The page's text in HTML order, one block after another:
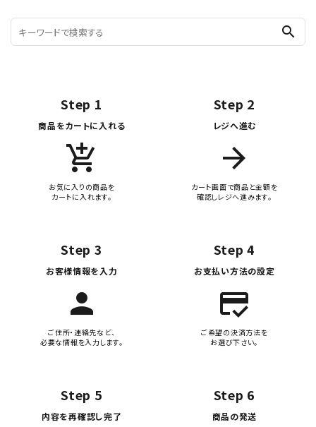
search
Step 1
商品をカートに入れる
add_shopping_cart
お気に入りの商品を
カートに入れます。
Step 2
レジへ進む
arrow_forward
カート画面で商品と金額を
確認しレジへ進みます。
Step 3
お客様情報を入力
person
ご住所・連絡先など、
必要な情報を入力します。
Step 4
お支払い方法の設定
credit_score
ご希望の決済方法を
お選び下さい。
Step 5
内容を再確認し完了
Step 6
商品の発送